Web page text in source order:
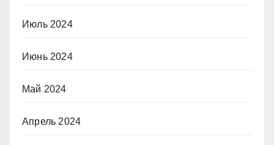
Июль 2024
Июнь 2024
Май 2024
Апрель 2024